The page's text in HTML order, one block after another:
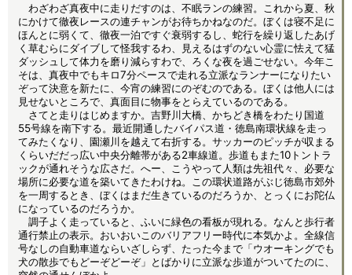
わざわざ真夜中に走りだすのは、不眠ランの練習。これから夏、秋
にかけて徹夜レースの連チャンがお待ちかねなのだ。ぼくは寝不足に
ほんとに弱くて、徹夜一泊ですぐ衰弱するし、蛇行を繰り返したあげ
く草むらにダイブして怪我するわ、見えるはずのない心霊に怯えて猛
ダッシュして体力を磨り減らすわで、ろくな夜を過ごせない。今年こ
そは、真夜中でもキロ7分ペースで走れる立派なランナーになりたい
ぞって決意を新たに、今宵の練習にのぞむのである。ぼくは他人には
見せないところで、真面目に物事をとらえているのである。
さてと走りはじめますか。吉野川大橋、かちどき橋をわたり国道
55号線を南下する。最近開通したバイパス道・徳島南環状線を走っ
てみたくなり、園瀬川を越えて右折する。サッカーのピッチが収まる
くらいだだっ広い中央分離帯がある2車線道。歩道もまた10トントラ
ックが通れそうな広さだ。へー、こうやって人類は先祖代々、必要な
場所に必要な道を築いてきたわけね。この環状道路がぶじ徳島市郊外
を一周するとき、ぼくはまだ生きているのだろうか、とっくにお陀仏
になっているのだろうか。
調子よく走っていると、ふいに緑色の看板が現れる。なんと歩行者
通行禁止の表示。おいおいこのバリアフリー時代に本気かよ。全線信
号なしの自動車道ならいざしらず、たった今まで「ウオーキングでも
犬の散歩でもどーぞどーぞ」とばかりに立派な歩道がついてたのに、